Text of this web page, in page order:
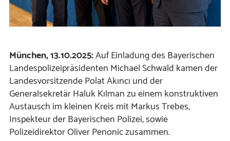
München, 13.10.2025:Auf Einladung des Bayerischen
Landespolizeipräsidenten Michael Schwald kamen der
Landesvorsitzende Polat Akıncı und der
Generalsekretär Haluk Kılman zu einem konstruktiven
Austausch im kleinen Kreis mit Markus Trebes,
Inspekteur der Bayerischen Polizei, sowie
Polizeidirektor Oliver Penonic zusammen.